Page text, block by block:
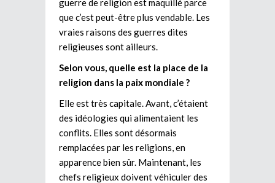
guerre de religion est maquillé parce
que c’est peut-être plus vendable. Les
vraies raisons des guerres dites
religieuses sont ailleurs.
Selon vous, quelle est la place de la
religion dans la paix mondiale ?
Elle est très capitale. Avant, c’étaient
des idéologies qui alimentaient les
conflits. Elles sont désormais
remplacées par les religions, en
apparence bien sûr. Maintenant, les
chefs religieux doivent véhiculer des